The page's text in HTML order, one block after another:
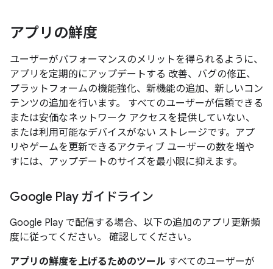
アプリの鮮度
ユーザーがパフォーマンスのメリットを得られるように、
アプリを定期的にアップデートする 改善、バグの修正、
プラットフォームの機能強化、新機能の追加、新しいコン
テンツの追加を行います。 すべてのユーザーが信頼できる
または安価なネットワーク アクセスを提供していない、
または利用可能なデバイスがない ストレージです。アプ
リやゲームを更新できるアクティブ ユーザーの数を増や
すには、アップデートのサイズを最小限に抑えます。
Google Play ガイドライン
Google Play で配信する場合、以下の追加のアプリ更新頻
度に従ってください。 確認してください。
アプリの鮮度を上げるためのツール すべてのユーザーが